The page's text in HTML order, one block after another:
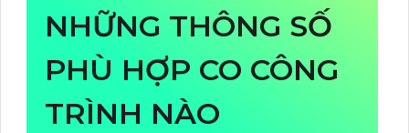
NHỮNG THÔNG SỐ
PHÙ HỢP CO CÔNG
TRÌNH NÀO